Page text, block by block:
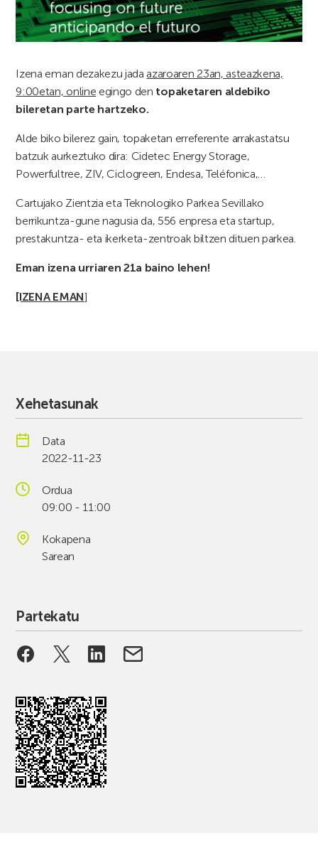
Izena eman dezakezu jada azaroaren 23an, asteazkena,
9:00etan, online egingo den topaketaren aldebiko
bileretan parte hartzeko.
Alde biko bilerez gain, topaketan erreferente arrakastatsu
batzuk aurkeztuko dira: Cidetec Energy Storage,
Powerfultree, ZIV, Ciclogreen, Endesa, Teléfonica,…
Cartujako Zientzia eta Teknologiko Parkea Sevillako
berrikuntza-gune nagusia da, 556 enpresa eta startup,
prestakuntza- eta ikerketa-zentroak biltzen dituen parkea.
Eman izena urriaren 21a baino lehen!
[IZENA EMAN]
Xehetasunak
Data
2022-11-23
Ordua
09:00 - 11:00
Kokapena
Sarean
Partekatu